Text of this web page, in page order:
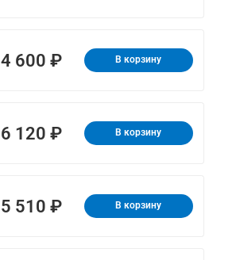
4 600 ₽ В корзину
6 120 ₽ В корзину
5 510 ₽ В корзину